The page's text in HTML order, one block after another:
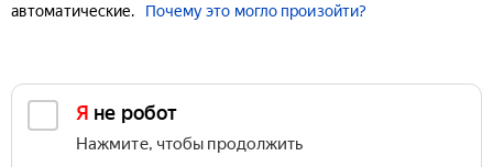
автоматические.
Почему это могло произойти?
Я не робот
Нажмите, чтобы продолжить